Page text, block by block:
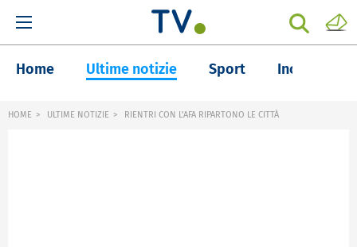
Home Ultime notizie Sport Inchieste
HOME ULTIME NOTIZIE RIENTRI CON L'AFA RIPARTONO LE CITTÀ